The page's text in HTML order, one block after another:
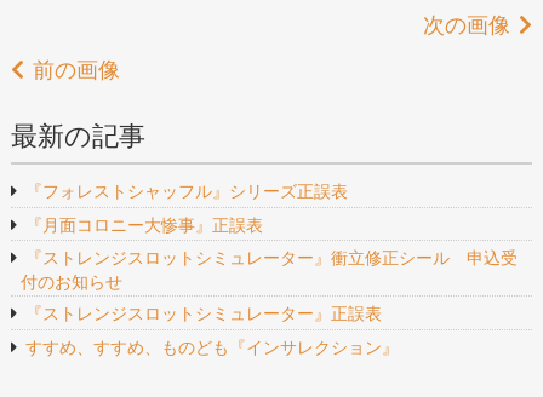
次の画像
前の画像
最新の記事
『フォレストシャッフル』シリーズ正誤表
『月面コロニー大惨事』正誤表
『ストレンジスロットシミュレーター』衝立修正シール 申込受
付のお知らせ
『ストレンジスロットシミュレーター』正誤表
すすめ、すすめ、ものども『インサレクション』